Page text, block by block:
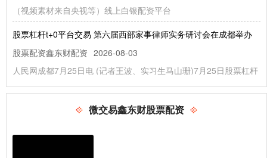
（视频素材来自央视等）线上白银配资平台
股票杠杆t+0平台交易 第六届西部家事律师实务研讨会在成都举办
股票配资鑫东财配资 2026-08-03
人民网成都7月25日电 (记者王波、实习生马山珊)7月25日股票杠杆
股票融资软件 盛航股份：公司目前水路运输业务稳定有序开展
微交易鑫东财股票配资